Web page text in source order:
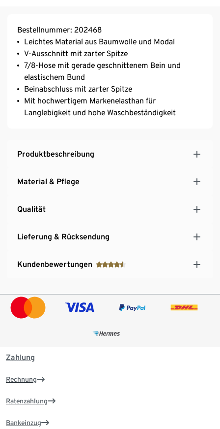
Bestellnummer: 202468
Leichtes Material aus Baumwolle und Modal
V-Ausschnitt mit zarter Spitze
7/8-Hose mit gerade geschnittenem Bein und
elastischem Bund
Beinabschluss mit zarter Spitze
Mit hochwertigem Markenelasthan für
Langlebigkeit und hohe Waschbeständigkeit
Produktbeschreibung
Material & Pflege
Qualität
Lieferung & Rücksendung
Kundenbewertungen
Zahlung
Rechnung
Ratenzahlung
Bankeinzug